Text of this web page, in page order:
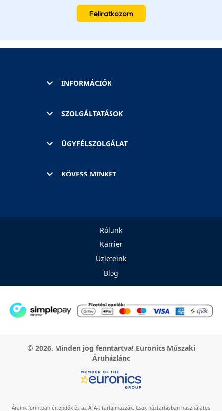
Feliratkozom
INFORMÁCIÓK
SZOLGÁLTATÁSOK
ÜGYFÉLSZOLGÁLAT
KÖVESS MINKET
Rólunk
Karrier
Üzleteink
Blog
© 2026. Minden jog fenntartva! Euronics Műszaki
Áruházlánc
Áraink forintban értendők és az ÁFA-t tartalmazzák. Csak háztartásban használatos